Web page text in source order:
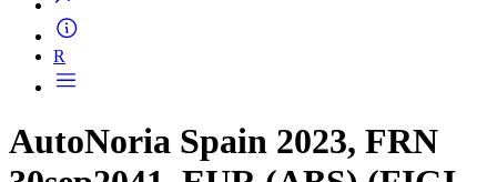
R
AutoNoria Spain 2023, FRN